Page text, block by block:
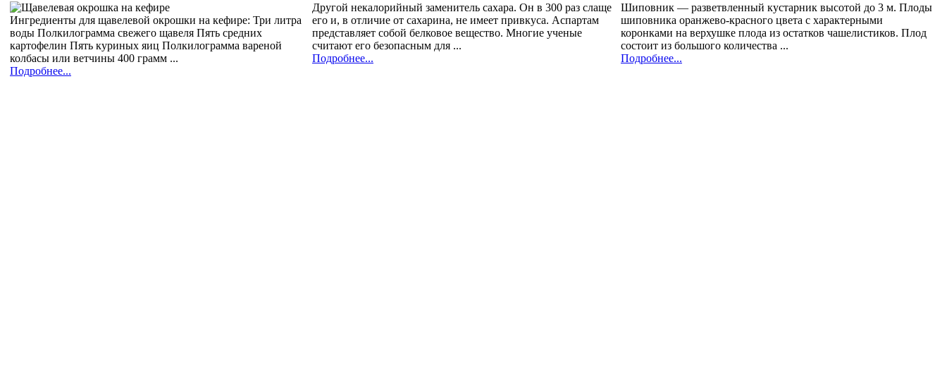
Ингредиенты для щавелевой окрошки на кефире: Три литра
воды Полкилограмма свежего щавеля Пять средних
картофелин Пять куриных яиц Полкилограмма вареной
колбасы или ветчины 400 грамм ...
Подробнее...
Другой некалорийный заменитель сахара. Он в 300 раз слаще
его и, в отличие от сахарина, не имеет привкуса. Аспартам
представляет собой белковое вещество. Многие ученые
считают его безопасным для ...
Подробнее...
Шиповник — разветвленный кустарник высотой до 3 м. Плоды
шиповника оранжево-красного цвета с характерными
коронками на верхушке плода из остатков чашелистиков. Плод
состоит из большого количества ...
Подробнее...